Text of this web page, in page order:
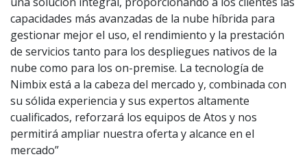
capacidades más avanzadas de la nube híbrida para
gestionar mejor el uso, el rendimiento y la prestación
de servicios tanto para los despliegues nativos de la
nube como para los on-premise. La tecnología de
Nimbix está a la cabeza del mercado y, combinada con
su sólida experiencia y sus expertos altamente
cualificados, reforzará los equipos de Atos y nos
permitirá ampliar nuestra oferta y alcance en el
mercado”